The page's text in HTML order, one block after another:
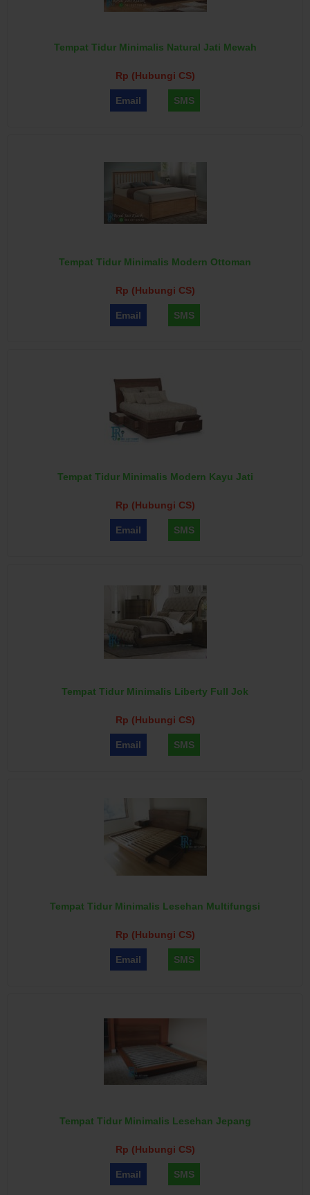
Tempat Tidur Minimalis Natural Jati Mewah
Rp (Hubungi CS)
Email SMS
Tempat Tidur Minimalis Modern Ottoman
Rp (Hubungi CS)
Email SMS
Tempat Tidur Minimalis Modern Kayu Jati
Rp (Hubungi CS)
Email SMS
Tempat Tidur Minimalis Liberty Full Jok
Rp (Hubungi CS)
Email SMS
Tempat Tidur Minimalis Lesehan Multifungsi
Rp (Hubungi CS)
Email SMS
Tempat Tidur Minimalis Lesehan Jepang
Rp (Hubungi CS)
Email SMS